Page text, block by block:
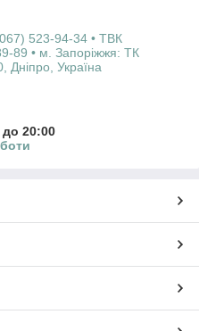
523-94-34 • ТВК
89 • м. Запоріжжя: ТК
Дніпро, Україна
до 20:00